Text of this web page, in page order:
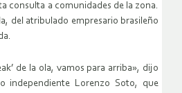
consulta a comunidades de la zona.
del atribulado empresario brasileño
de la ola, vamos para arriba», dijo
independiente Lorenzo Soto, que